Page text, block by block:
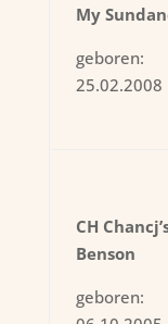
My
geboren:
25.02.2008
CH
Benson
geboren: